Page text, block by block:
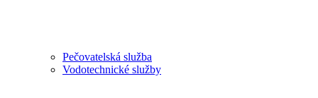
Pečovatelská služba
Vodotechnické služby